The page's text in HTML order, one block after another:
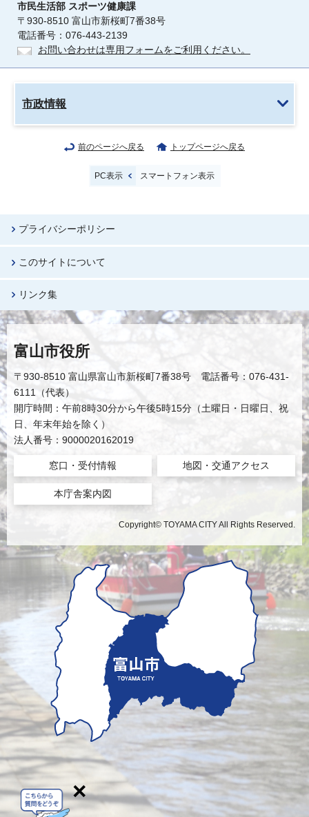
市民生活部 スポーツ健康課
〒930-8510 富山市新桜町7番38号
電話番号：076-443-2139
お問い合わせは専用フォームをご利用ください。
市政情報
前のページへ戻る トップページへ戻る
PC表示 スマートフォン表示
プライバシーポリシー
このサイトについて
リンク集
富山市役所
〒930-8510 富山県富山市新桜町7番38号 電話番号：076-431-
6111（代表）
開庁時間：午前8時30分から午後5時15分（土曜日・日曜日、祝
日、年末年始を除く）
法人番号：9000020162019
窓口・受付情報 地図・交通アクセス
本庁舎案内図
Copyright© TOYAMA CITY All Rights Reserved.
×